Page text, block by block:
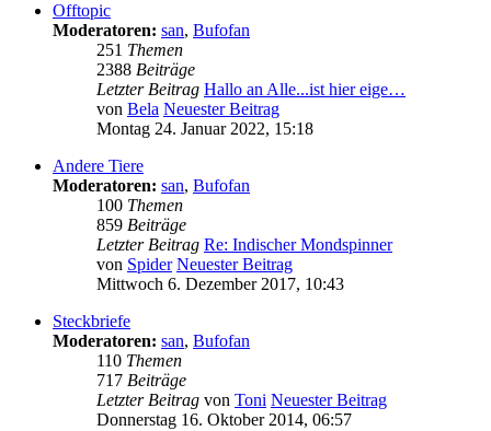
Offtopic
Moderatoren: san, Bufofan
251 Themen
2388 Beiträge
Letzter Beitrag Hallo an Alle...ist hier eige…
von Bela Neuester Beitrag
Montag 24. Januar 2022, 15:18
Andere Tiere
Moderatoren: san, Bufofan
100 Themen
859 Beiträge
Letzter Beitrag Re: Indischer Mondspinner
von Spider Neuester Beitrag
Mittwoch 6. Dezember 2017, 10:43
Steckbriefe
Moderatoren: san, Bufofan
110 Themen
717 Beiträge
Letzter Beitrag von Toni Neuester Beitrag
Donnerstag 16. Oktober 2014, 06:57